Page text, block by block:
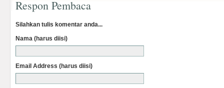
Respon Pembaca
Silahkan tulis komentar anda...
Nama (harus diisi)
Email Address (harus diisi)